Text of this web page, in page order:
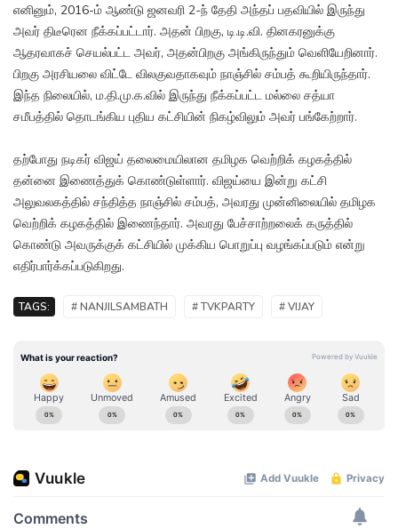
எனினும், 2016-ம் ஆண்டு ஜனவரி 2-ந் தேதி அந்தப் பதவியில் இருந்து
அவர் திடீரென நீக்கப்பட்டார். அதன் பிறகு, டி.டி.வி. தினகரனுக்கு
ஆதரவாகச் செயல்பட்ட அவர், அதன்பிறகு அங்கிருந்தும் வெளியேறினார்.
பிறகு அரசியலை விட்டே விலகுவதாகவும் நாஞ்சில் சம்பத் கூறியிருந்தார்.
இந்த நிலையில், ம.தி.மு.க.வில் இருந்து நீக்கப்பட்ட மல்லை சத்யா
சமீபத்தில் தொடங்கிய புதிய கட்சியின் நிகழ்விலும் அவர் பங்கேற்றார்.
தற்போது நடிகர் விஜய் தலைமையிலான தமிழக வெற்றிக் கழகத்தில்
தன்னை இணைத்துக் கொண்டுள்ளார். விஜய்யை இன்று கட்சி
அலுவலகத்தில் சந்தித்த நாஞ்சில் சம்பத், அவரது முன்னிலையில் தமிழக
வெற்றிக் கழகத்தில் இணைந்தார். அவரது பேச்சாற்றலைக் கருத்தில்
கொண்டு அவருக்குக் கட்சியில் முக்கிய பொறுப்பு வழங்கப்படும் என்று
எதிர்பார்க்கப்படுகிறது.
TAGS: # NANJILSAMBATH # TVKPARTY # VIJAY